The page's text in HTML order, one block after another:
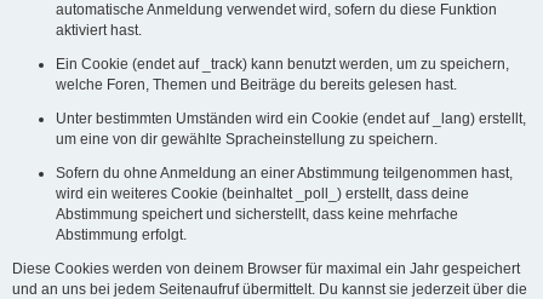
automatische Anmeldung verwendet wird, sofern du diese Funktion
aktiviert hast.
Ein Cookie (endet auf _track) kann benutzt werden, um zu speichern,
welche Foren, Themen und Beiträge du bereits gelesen hast.
Unter bestimmten Umständen wird ein Cookie (endet auf _lang) erstellt,
um eine von dir gewählte Spracheinstellung zu speichern.
Sofern du ohne Anmeldung an einer Abstimmung teilgenommen hast,
wird ein weiteres Cookie (beinhaltet _poll_) erstellt, dass deine
Abstimmung speichert und sicherstellt, dass keine mehrfache
Abstimmung erfolgt.
Diese Cookies werden von deinem Browser für maximal ein Jahr gespeichert
und an uns bei jedem Seitenaufruf übermittelt. Du kannst sie jederzeit über die